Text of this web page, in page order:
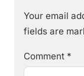
Your email
fields are
Comment *